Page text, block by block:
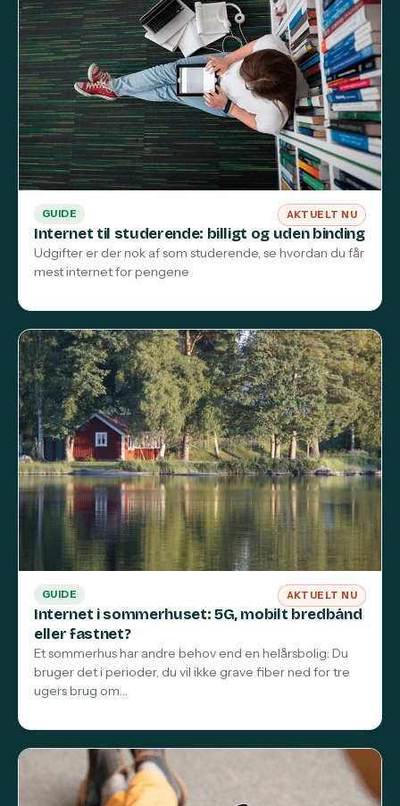
GUIDE AKTUELT NU
Internet til studerende: billigt og uden binding
Udgifter er der nok af som studerende, se hvordan du får
mest internet for pengene
GUIDE AKTUELT NU
Internet i sommerhuset: 5G, mobilt bredbånd
eller fastnet?
Et sommerhus har andre behov end en helårsbolig: Du
bruger det i perioder, du vil ikke grave fiber ned for tre
ugers brug om…